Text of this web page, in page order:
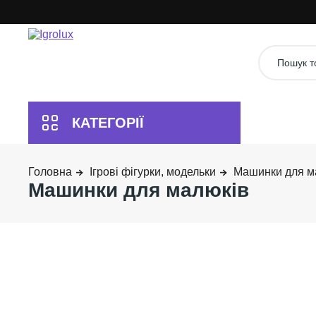
Ігрові фігурки, модельки Машинки для
Машинки для малюків